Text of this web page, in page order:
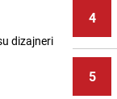
dizajneri
15
4
5